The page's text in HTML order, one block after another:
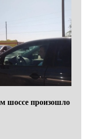
шоссе произошло